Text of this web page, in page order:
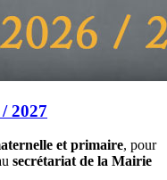
2027
et primaire, pour
secrétariat de la Mairie